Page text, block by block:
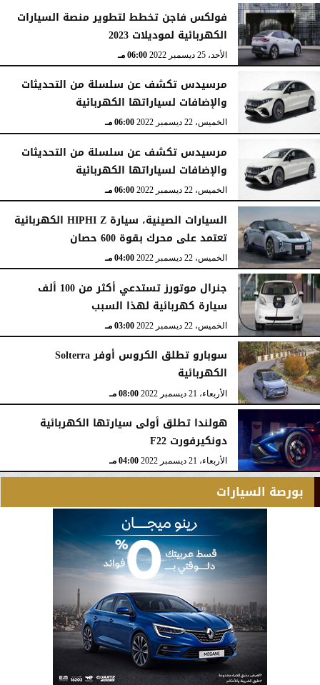
فولكس فاجن تخطط لتطوير منصة السيارات
الكهربائية لموديلات 2023
الأحد، 25 ديسمبر 2022 06:00 مـ
مرسيدس تكشف عن سلسلة من التحديثات
والإضافات لسياراتها الكهربائية
الخميس، 22 ديسمبر 2022 06:00 مـ
مرسيدس تكشف عن سلسلة من التحديثات
والإضافات لسياراتها الكهربائية
الخميس، 22 ديسمبر 2022 06:00 مـ
السيارات الصينية، سيارة HIPHI Z الكهربائية
تعتمد على محرك بقوة 600 حصان
الخميس، 22 ديسمبر 2022 04:00 مـ
جنرال موتورز تستدعي أكثر من 100 ألف
سيارة كهربائية لهذا السبب
الخميس، 22 ديسمبر 2022 03:00 مـ
سوبارو تطلق الكروس أوفر Solterra
الكهربائية
الأربعاء، 21 ديسمبر 2022 08:00 مـ
هولندا تطلق أولى سيارتها الكهربائية
دونكيرفورت F22
الأربعاء، 21 ديسمبر 2022 04:00 مـ
بورصة السيارات